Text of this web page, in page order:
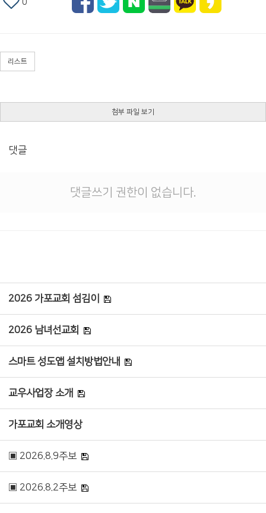
0
리스트
첨부 파일 보기
댓글
댓글쓰기 권한이 없습니다.
2026 가포교회 섬김이
2026 남녀선교회
스마트 성도앱 설치방법안내
교우사업장 소개
가포교회 소개영상
▣ 2026.8.9주보
▣ 2026.8.2주보